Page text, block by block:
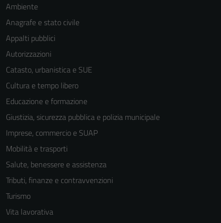
Ambiente
Anagrafe e stato civile
Appalti pubblici
Autorizzazioni
Catasto, urbanistica e SUE
Cultura e tempo libero
Educazione e formazione
Giustizia, sicurezza pubblica e polizia municipale
Imprese, commercio e SUAP
Mobilità e trasporti
Salute, benessere e assistenza
Tributi, finanze e contravvenzioni
Turismo
Vita lavorativa